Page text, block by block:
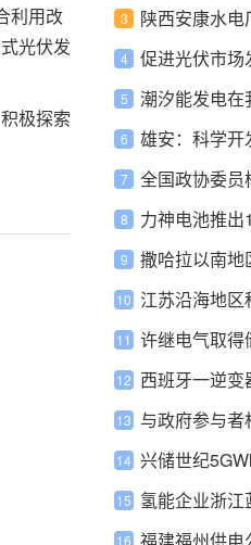
利用改
光伏发
极探索
陕西安康水
急演练
促进光伏市场
上的两种力量
潮汐能发电在
汐能发电装机
雄安：科学开
浅层地热
全国政协委员
绿色电力证书
力神电池推
池
撒哈拉以南地
新兴市场
江苏沿海地
能资源远景区
许继电气取得
西班牙一逆
20GW逆变器
与政府参与
非开普敦能源
兴储世纪
预计年底主体
氢能企业浙